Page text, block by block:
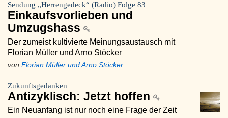
Sendung „Herrengedeck“ (Radio) Folge 83
Einkaufsvorlieben und
Umzugshass
Der zumeist kultivierte Meinungsaustausch mit
Florian Müller und Arno Stöcker
von Florian Müller und Arno Stöcker
Zukunftsgedanken
Antizyklisch: Jetzt hoffen
Ein Neuanfang ist nur noch eine Frage der Zeit